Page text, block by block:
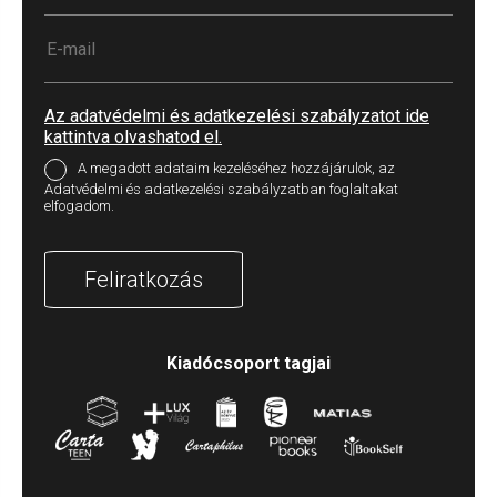
Az adatvédelmi és adatkezelési szabályzatot ide
kattintva olvashatod el.
A megadott adataim kezeléséhez hozzájárulok, az
Adatvédelmi és adatkezelési szabályzatban foglaltakat
elfogadom.
Feliratkozás
Kiadócsoport tagjai